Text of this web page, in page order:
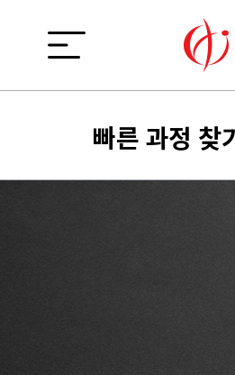
빠른 과정 찾